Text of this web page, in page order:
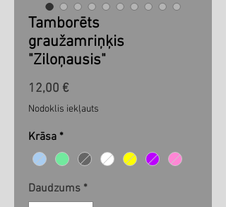
Tamborēts
graužamriņķis
"Ziloņausis"
12,00 €Cena
Nodoklis iekļauts
Krāsa *
Daudzums *